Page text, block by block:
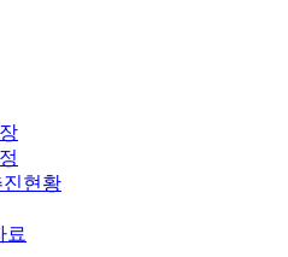
현황
료